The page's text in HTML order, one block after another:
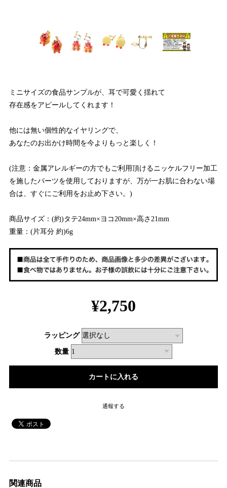
ミニサイズの食品サンプルが、耳で可愛く揺れて
存在感をアピールしてくれます！
他には無い個性的なイヤリングで、
あなたのお出かけ時間を今よりもっと楽しく！
(注意：金属アレルギーの方でもご利用頂けるニッケルフリー加工
を施したパーツを使用しておりますが、万が一お肌に合わない場
合は、すぐにご利用をお止め下さい。)
商品サイズ：(約)タテ24mm×ヨコ20mm×高さ21mm
重量：(片耳分 約)6g
¥2,750
ラッピング
数量
通報する
関連商品